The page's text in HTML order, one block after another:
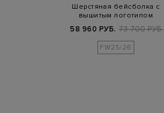
Шерстяная бейсболка с
вышитым логотипом
58 960 РУБ. 73 700 РУБ.
FW25/26